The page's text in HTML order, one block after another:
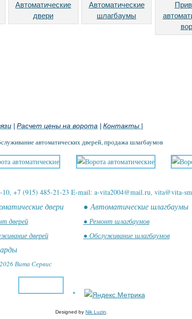
Автоматические
двери
Автоматические
шлагбаумы
Расчет цены на ворота Контакты
автоматических дверей, продажа шлагбаумов
+7 (915) 485-21-23 E-mail: a-vita2004@mail.ru, vita@vita-
двери ● Автоматические шлагбаумы
дверей
● Ремонт шлагбаумов
дверей ● Обслуживание шлагбаумов
Вита Сервис
Designed by Nik Luzin